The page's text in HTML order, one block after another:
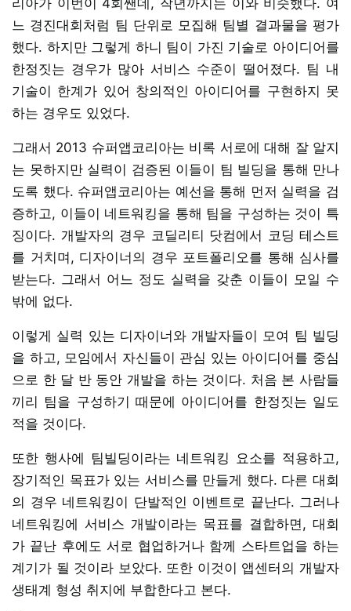
느 경진대회처럼 팀 단위로 모집해 팀별 결과물을 평가
했다. 하지만 그렇게 하니 팀이 가진 기술로 아이디어를
한정짓는 경우가 많아 서비스 수준이 떨어졌다. 팀 내
기술이 한계가 있어 창의적인 아이디어를 구현하지 못
하는 경우도 있었다.
그래서 2013 슈퍼앱코리아는 비록 서로에 대해 잘 알지
는 못하지만 실력이 검증된 이들이 팀 빌딩을 통해 만나
도록 했다. 슈퍼앱코리아는 예선을 통해 먼저 실력을 검
증하고, 이들이 네트워킹을 통해 팀을 구성하는 것이 특
징이다. 개발자의 경우 코딜리티 닷컴에서 코딩 테스트
를 거치며, 디자이너의 경우 포트폴리오를 통해 심사를
받는다. 그래서 어느 정도 실력을 갖춘 이들이 모일 수
밖에 없다.
이렇게 실력 있는 디자이너와 개발자들이 모여 팀 빌딩
을 하고, 모임에서 자신들이 관심 있는 아이디어를 중심
으로 한 달 반 동안 개발을 하는 것이다. 처음 본 사람들
끼리 팀을 구성하기 때문에 아이디어를 한정짓는 일도
적을 것이다.
또한 행사에 팀빌딩이라는 네트워킹 요소를 적용하고,
장기적인 목표가 있는 서비스를 만들게 했다. 다른 대회
의 경우 네트워킹이 단발적인 이벤트로 끝난다. 그러나
네트워킹에 서비스 개발이라는 목표를 결합하면, 대회
가 끝난 후에도 서로 협업하거나 함께 스타트업을 하는
계기가 될 것이라 보았다. 또한 이것이 앱센터의 개발자
생태계 형성 취지에 부합한다고 본다.